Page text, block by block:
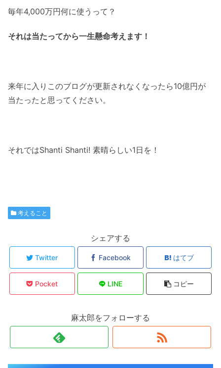
毎年4,000万円何に使うって？
それは当たってから一生懸命考えます！
来年に入りこのブログが更新されなくなったら10億円が
当たったと思ってください。
それではShanti Shanti! 素晴らしい1日を！
考えること
シェアする
Twitter Facebook はてブ
Pocket LINE コピー
麻太郎をフォローする